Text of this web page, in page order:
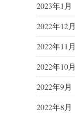
2023年1月
2022年12月
2022年11月
2022年10月
2022年9月
2022年8月